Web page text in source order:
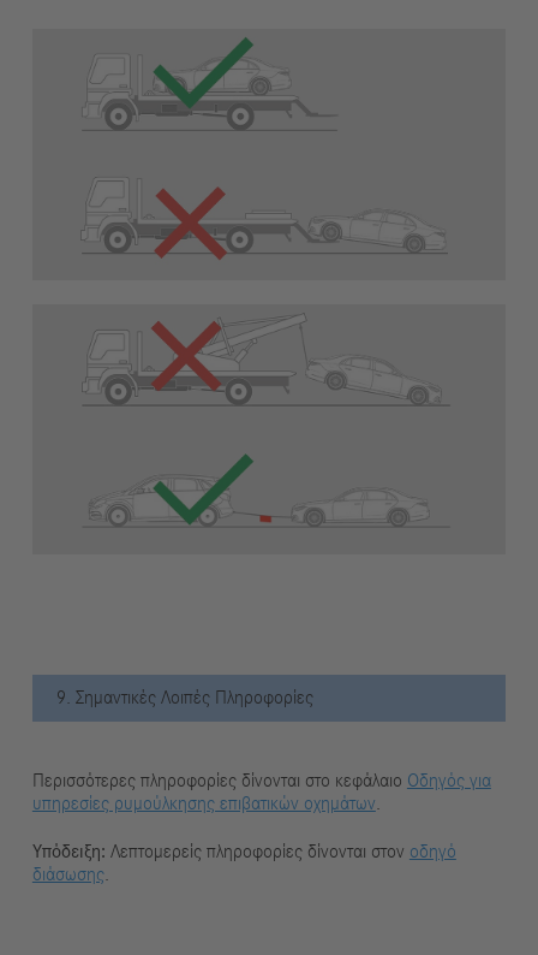
9. Σημαντικές Λοιπές Πληροφορίες
Περισσότερες πληροφορίες δίνονται στο κεφάλαιο Οδηγός για
υπηρεσίες ρυμούλκησης επιβατικών οχημάτων.
Υπόδειξη: Λεπτομερείς πληροφορίες δίνονται στον οδηγό
διάσωσης.